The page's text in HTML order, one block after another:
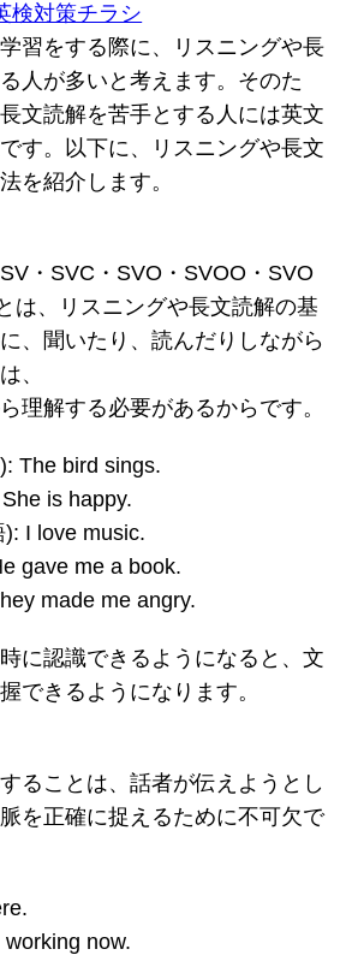
検対策チラシ
習をする際に、リスニングや長
人が多いと考えます。そのた
文読解を苦手とする人には英文
す。以下に、リスニングや長文
を紹介します。
・SVC・SVO・SVOO・SVO
は、リスニングや長文読解の基
、聞いたり、読んだりしながら
、
理解する必要があるからです。
The bird sings.
is happy.
I love music.
gave me a book.
made me angry.
に認識できるようになると、文
できるようになります。
ることは、話者が伝えようとし
を正確に捉えるために不可欠で
now.